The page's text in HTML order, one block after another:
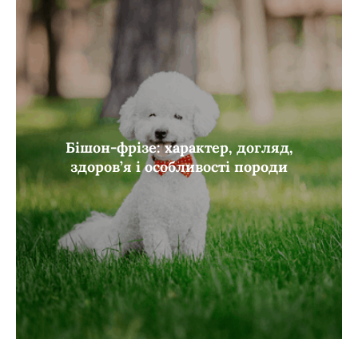
Бішон-фрізе: характер, догляд,
здоров’я і особливості породи